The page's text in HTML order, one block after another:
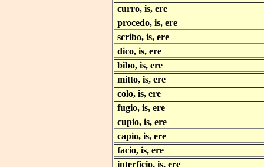
curro, is, ere
procedo, is, ere
scribo, is, ere
dico, is, ere
bibo, is, ere
mitto, is, ere
colo, is, ere
fugio, is, ere
cupio, is, ere
capio, is, ere
facio, is, ere
interficio, is, ere